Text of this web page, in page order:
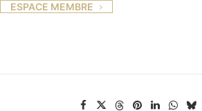
ESPACE MEMBRE
Merci de vous rapprocher d’elle